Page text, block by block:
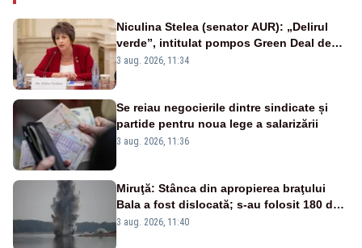
Niculina Stelea (senator AUR): „Delirul
verde”, intitulat pompos Green Deal de
către Bruxelles, este în mare măsură
3 aug. 2026, 11:34
Se reiau negocierile dintre sindicate și
partide pentru noua lege a salarizării
3 aug. 2026, 11:36
Miruţă: Stânca din apropierea braţului
Bala a fost dislocată; s-au folosit 180 de
kilograme de explozibil
3 aug. 2026, 11:40